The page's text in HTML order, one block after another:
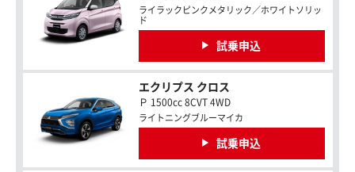
ライラックピンクメタリック／ホワイトソリッ
ド
試乗申込
エクリプス クロス
Ｐ 1500cc 8CVT 4WD
ライトニングブルーマイカ
試乗申込